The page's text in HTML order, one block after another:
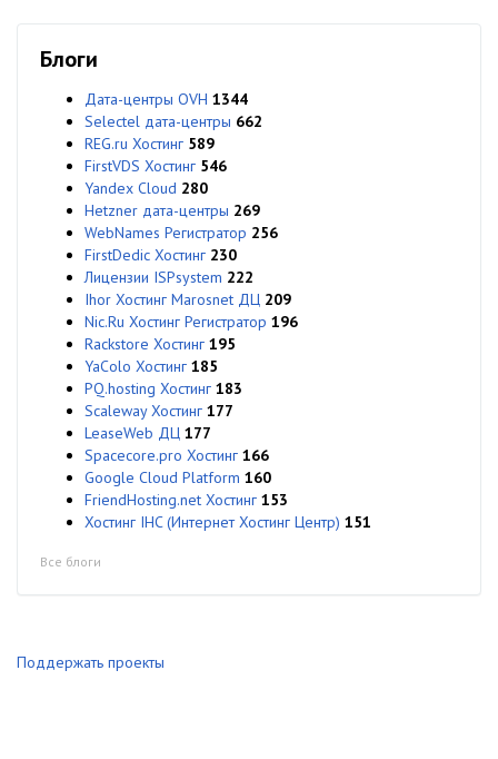
Блоги
Дата-центры OVH 1344
Selectel дата-центры 662
REG.ru Хостинг 589
FirstVDS Хостинг 546
Yandex Cloud 280
Hetzner дата-центры 269
WebNames Регистратор 256
FirstDedic Хостинг 230
Лицензии ISPsystem 222
Ihor Хостинг Marosnet ДЦ 209
Nic.Ru Хостинг Регистратор 196
Rackstore Хостинг 195
YaColo Хостинг 185
PQ.hosting Хостинг 183
Scaleway Хостинг 177
LeaseWeb ДЦ 177
Spacecore.pro Хостинг 166
Google Cloud Platform 160
FriendHosting.net Хостинг 153
Хостинг IHC (Интернет Хостинг Центр) 151
Все блоги
Поддержать проекты